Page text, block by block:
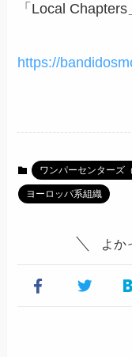
「Local Chapters
https://
ワンパーセンターズ
ヨーロッパ系組織
よか